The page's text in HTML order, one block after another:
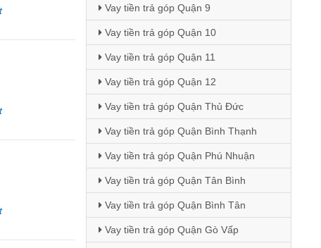
Vay tiền trả góp Quận 9
Vay tiền trả góp Quận 10
Vay tiền trả góp Quận 11
Vay tiền trả góp Quận 12
Vay tiền trả góp Quận Thủ Đức
Vay tiền trả góp Quận Bình Thạnh
Vay tiền trả góp Quận Phú Nhuận
Vay tiền trả góp Quận Tân Bình
Vay tiền trả góp Quận Bình Tân
Vay tiền trả góp Quận Gò Vấp